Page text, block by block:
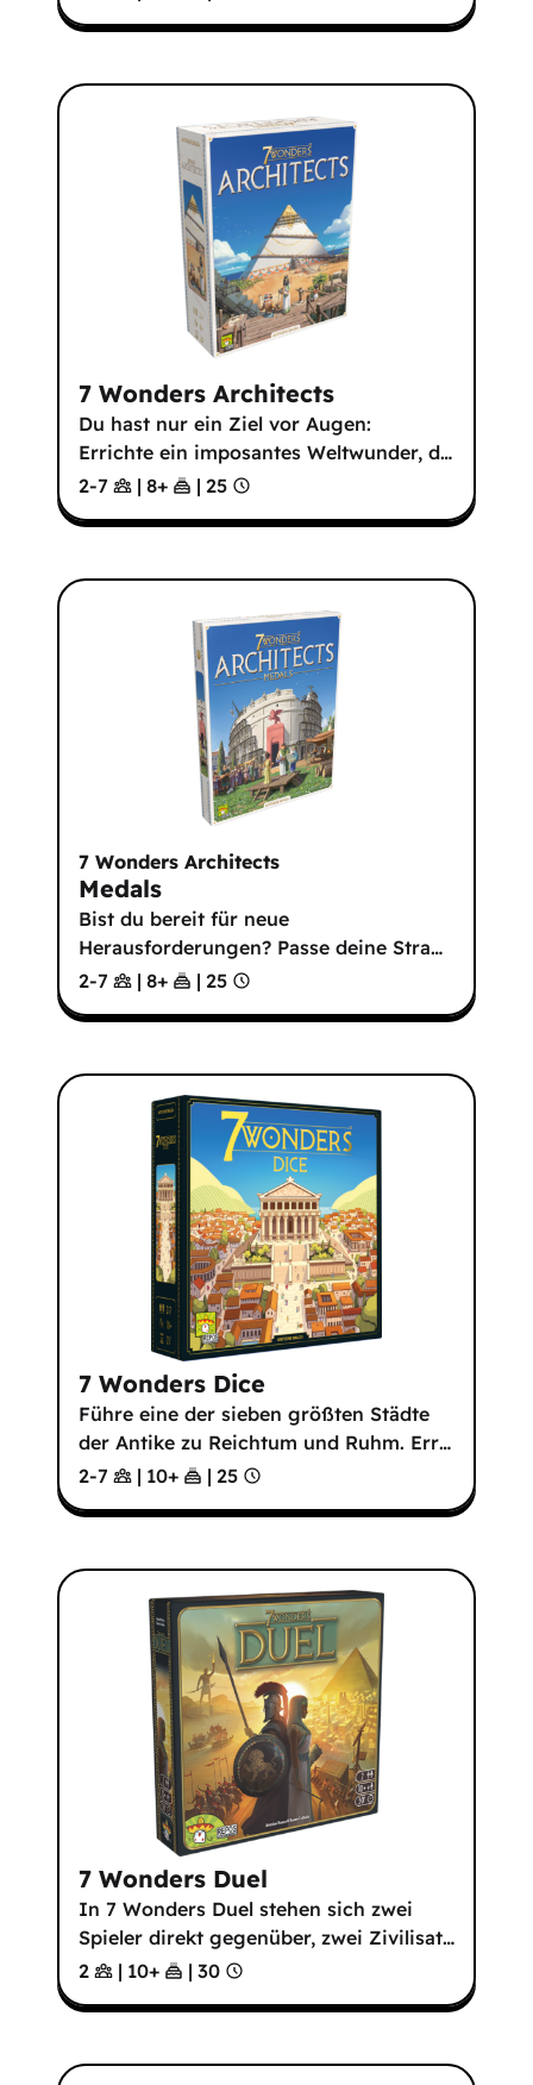
7 Wonders Architects
Du hast nur ein Ziel vor Augen:
Errichte ein imposantes Weltwunder, d…
2-7
| 8+ | 25
7 Wonders Architects
Medals
Bist du bereit für neue
Herausforderungen? Passe deine Stra…
2-7
| 8+ | 25
7 Wonders Dice
Führe eine der sieben größten Städte
der Antike zu Reichtum und Ruhm. Err…
2-7
| 10+ | 25
7 Wonders Duel
In 7 Wonders Duel stehen sich zwei
Spieler direkt gegenüber, zwei Zivilisat…
2
| 10+ | 30